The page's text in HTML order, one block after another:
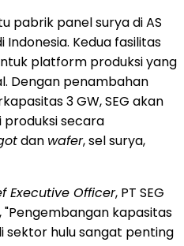
pabrik panel surya di AS
Indonesia. Kedua fasilitas
platform produksi yang
Dengan penambahan
3 GW, SEG akan
secara
dan wafer, sel surya,
Executive Officer, PT SEG
kapasitas
sektor hulu sangat penting